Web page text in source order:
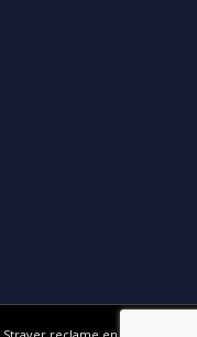
Straver reclame en